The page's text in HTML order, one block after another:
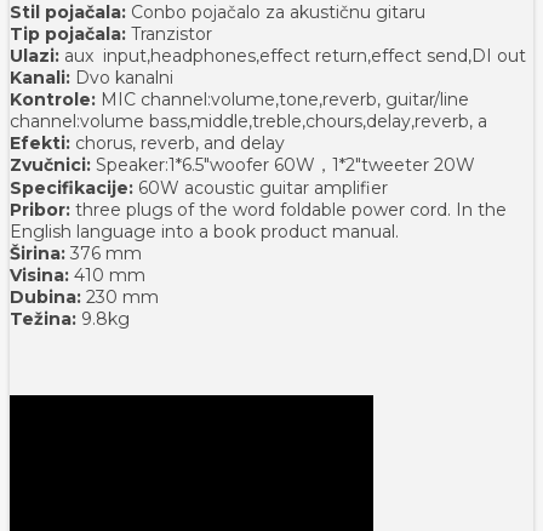
Stil pojačala: Conbo pojačalo za akustičnu gitaru
Tip pojačala: Tranzistor
Ulazi: aux input,headphones,effect return,effect send,DI out
Kanali: Dvo kanalni
Kontrole: MIC channel:volume,tone,reverb, guitar/line
channel:volume bass,middle,treble,chours,delay,reverb, a
Efekti: chorus, reverb, and delay
Zvučnici: Speaker:1*6.5"woofer 60W，1*2"tweeter 20W
Specifikacije: 60W acoustic guitar amplifier
Pribor: three plugs of the word foldable power cord. In the
English language into a book product manual.
Širina: 376 mm
Visina: 410 mm
Dubina: 230 mm
Težina: 9.8kg